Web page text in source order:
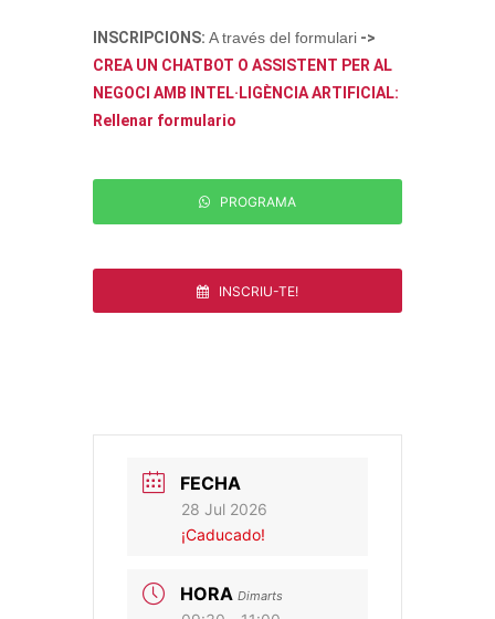
INSCRIPCIONS: A través del formulari ->
CREA UN CHATBOT O ASSISTENT PER AL
NEGOCI AMB INTEL·LIGÈNCIA ARTIFICIAL:
Rellenar formulario
PROGRAMA
INSCRIU-TE!
FECHA
28 Jul 2026
¡Caducado!
HORA Dimarts